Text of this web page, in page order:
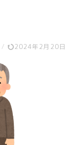
/ 2024年2月20日